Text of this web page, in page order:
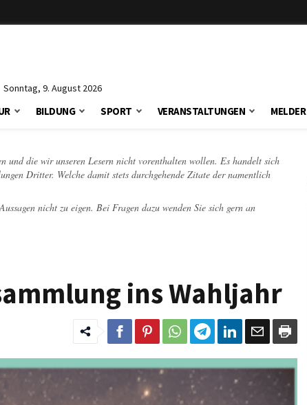
Sonntag, 9. August 2026
BILDUNG SPORT VERANSTALTUNGEN MELDER
und die wir unseren Lesern nicht vorenthalten wollen. Es handelt sich
Dritter. Welche damit stets durchgehende Zitate der namentlich
nicht zu eigen. Bei Fragen dazu wenden Sie sich gern an
ins Wahljahr